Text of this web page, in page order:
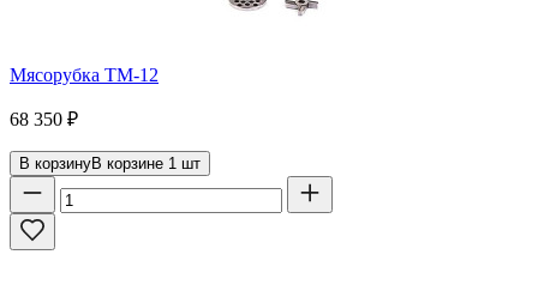
Мясорубка ТМ-12
68 350 ₽
В корзинуВ корзине 1 шт